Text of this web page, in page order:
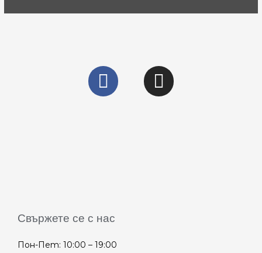
Свържете се с нас
Пон-Пет: 10:00 – 19:00